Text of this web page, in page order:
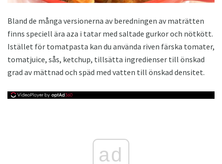
Bland de många versionerna av beredningen av maträtten
finns speciell ära aza i tatar med saltade gurkor och nötkött.
Istället för tomatpasta kan du använda riven färska tomater,
tomatjuice, sås, ketchup, tillsätta ingredienser till önskad
grad av mättnad och späd med vatten till önskad densitet.
ad